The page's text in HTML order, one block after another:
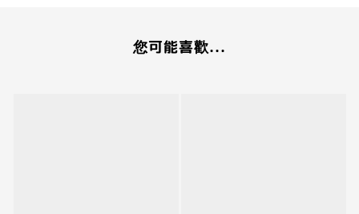
您可能喜歡...